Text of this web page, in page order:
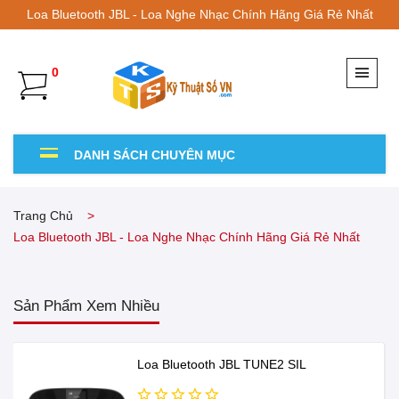
Loa Bluetooth JBL - Loa Nghe Nhạc Chính Hãng Giá Rẻ Nhất
0
DANH SÁCH CHUYÊN MỤC
Trang Chủ
Loa Bluetooth JBL - Loa Nghe Nhạc Chính Hãng Giá Rẻ Nhất
Sản Phẩm Xem Nhiều
Loa Bluetooth JBL TUNE2 SIL